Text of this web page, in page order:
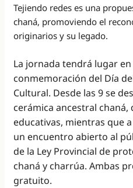
Tejiendo redes es una
chaná, promoviendo el
originarios y su legado.
La jornada tendrá lugar
conmemoración del Día
Cultural. Desde las 9 se
cerámica ancestral
educativas, mientras que
un encuentro abierto al
de la Ley Provincial de
chaná y charrúa. Ambas
gratuito.